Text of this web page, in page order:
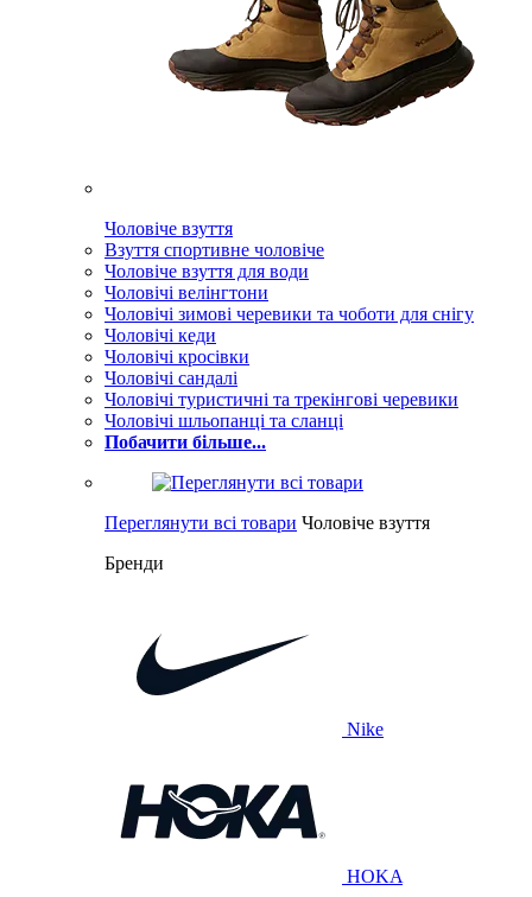
Чоловіче взуття
Взуття спортивне чоловіче
Чоловіче взуття для води
Чоловічі велінгтони
Чоловічі зимові черевики та чоботи для снігу
Чоловічі кеди
Чоловічі кросівки
Чоловічі сандалі
Чоловічі туристичні та трекінгові черевики
Чоловічі шльопанці та сланці
Побачити більше...
Переглянути всі товари Чоловіче взуття
Бренди
Nike
HOKA